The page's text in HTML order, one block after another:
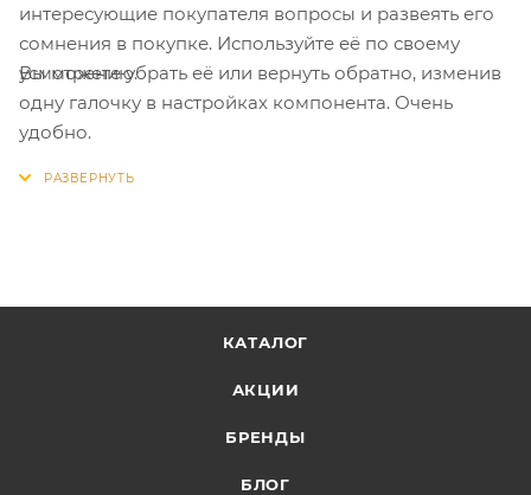
интересующие покупателя вопросы и развеять его
сомнения в покупке. Используйте её по своему
усмотрению.
Вы можете убрать её или вернуть обратно, изменив
одну галочку в настройках компонента. Очень
удобно.
КАТАЛОГ
АКЦИИ
БРЕНДЫ
БЛОГ